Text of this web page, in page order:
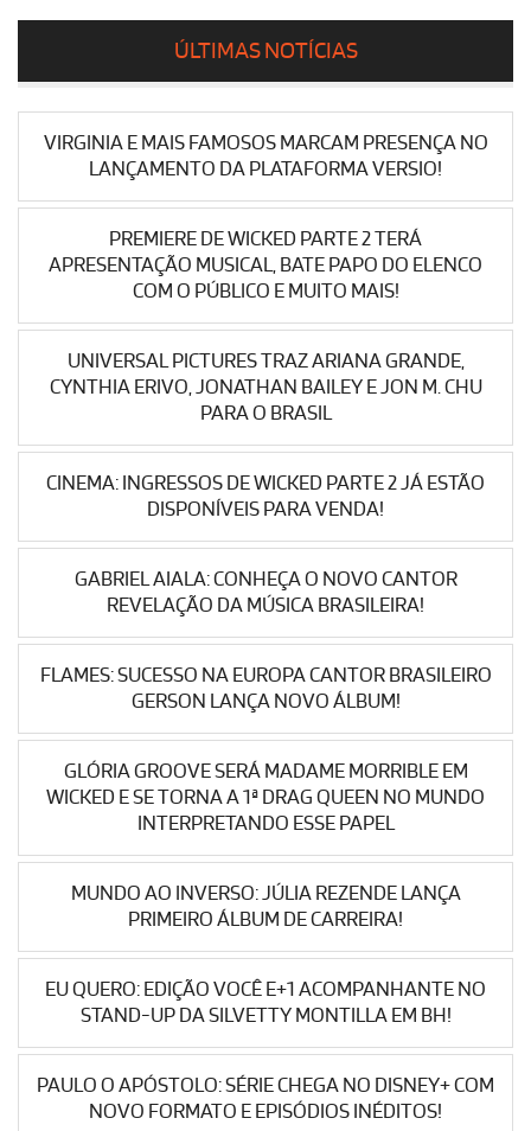
ÚLTIMAS NOTÍCIAS
VIRGINIA E MAIS FAMOSOS MARCAM PRESENÇA NO
LANÇAMENTO DA PLATAFORMA VERSIO!
PREMIERE DE WICKED PARTE 2 TERÁ
APRESENTAÇÃO MUSICAL, BATE PAPO DO ELENCO
COM O PÚBLICO E MUITO MAIS!
UNIVERSAL PICTURES TRAZ ARIANA GRANDE,
CYNTHIA ERIVO, JONATHAN BAILEY E JON M. CHU
PARA O BRASIL
CINEMA: INGRESSOS DE WICKED PARTE 2 JÁ ESTÃO
DISPONÍVEIS PARA VENDA!
GABRIEL AIALA: CONHEÇA O NOVO CANTOR
REVELAÇÃO DA MÚSICA BRASILEIRA!
FLAMES: SUCESSO NA EUROPA CANTOR BRASILEIRO
GERSON LANÇA NOVO ÁLBUM!
GLÓRIA GROOVE SERÁ MADAME MORRIBLE EM
WICKED E SE TORNA A 1ª DRAG QUEEN NO MUNDO
INTERPRETANDO ESSE PAPEL
MUNDO AO INVERSO: JÚLIA REZENDE LANÇA
PRIMEIRO ÁLBUM DE CARREIRA!
EU QUERO: EDIÇÃO VOCÊ E+1 ACOMPANHANTE NO
STAND-UP DA SILVETTY MONTILLA EM BH!
PAULO O APÓSTOLO: SÉRIE CHEGA NO DISNEY+ COM
NOVO FORMATO E EPISÓDIOS INÉDITOS!